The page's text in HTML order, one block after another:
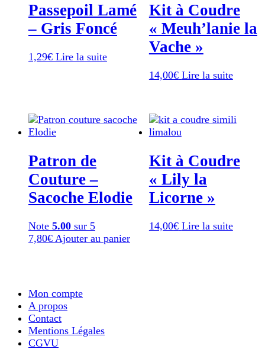
Passepoil Lamé
– Gris Foncé
1,29€ Lire la suite
Kit à Coudre
« Meuh’lanie la
Vache »
14,00€ Lire la suite
Patron de
Couture –
Sacoche Elodie
Note 5.00 sur 5
7,80€ Ajouter au panier
Kit à Coudre
« Lily la
Licorne »
14,00€ Lire la suite
Mon compte
A propos
Contact
Mentions Légales
CGVU